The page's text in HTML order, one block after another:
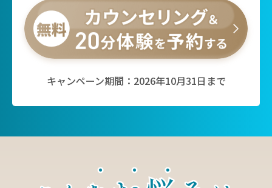
キャンペーン期間：2026年10月31日まで